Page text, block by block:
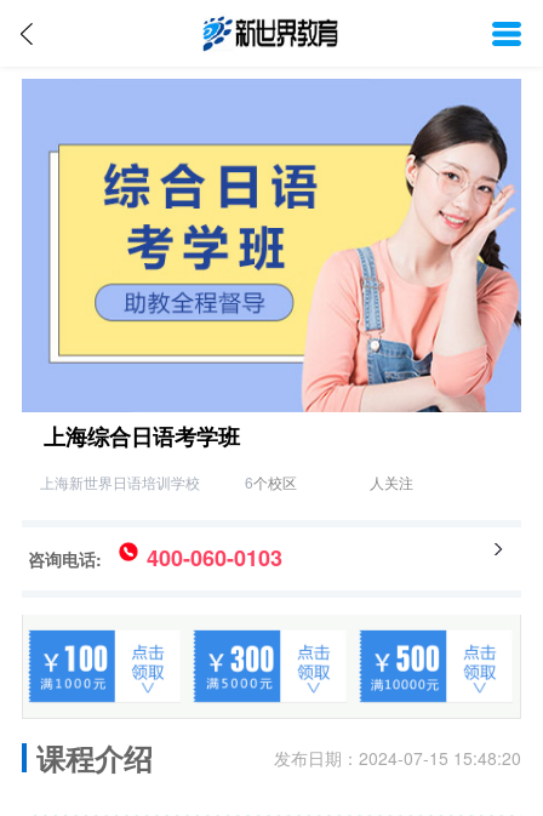
上海综合日语考学班
上海新世界日语培训学校 6个校区 人关注
咨询电话: 400-060-0103
课程介绍 发布日期：2024-07-15 15:48:20